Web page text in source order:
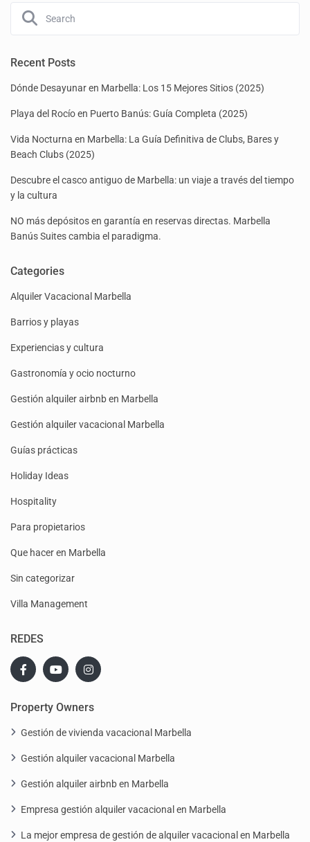
Recent Posts
Dónde Desayunar en Marbella: Los 15 Mejores Sitios (2025)
Playa del Rocío en Puerto Banús: Guía Completa (2025)
Vida Nocturna en Marbella: La Guía Definitiva de Clubs, Bares y
Beach Clubs (2025)
Descubre el casco antiguo de Marbella: un viaje a través del tiempo
y la cultura
NO más depósitos en garantía en reservas directas. Marbella
Banús Suites cambia el paradigma.
Categories
Alquiler Vacacional Marbella
Barrios y playas
Experiencias y cultura
Gastronomía y ocio nocturno
Gestión alquiler airbnb en Marbella
Gestión alquiler vacacional Marbella
Guías prácticas
Holiday Ideas
Hospitality
Para propietarios
Que hacer en Marbella
Sin categorizar
Villa Management
REDES
Property Owners
Gestión de vivienda vacacional Marbella
Gestión alquiler vacacional Marbella
Gestión alquiler airbnb en Marbella
Empresa gestión alquiler vacacional en Marbella
La mejor empresa de gestión de alquiler vacacional en Marbella